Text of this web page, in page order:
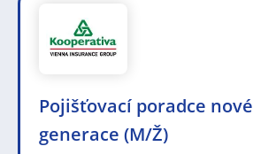
Pojišťovací poradce nové
generace (M/Ž)